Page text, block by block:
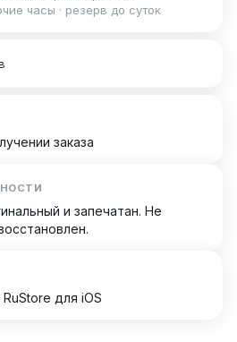
часы · резерв до суток
заказа
и запечатан. Не
для iOS